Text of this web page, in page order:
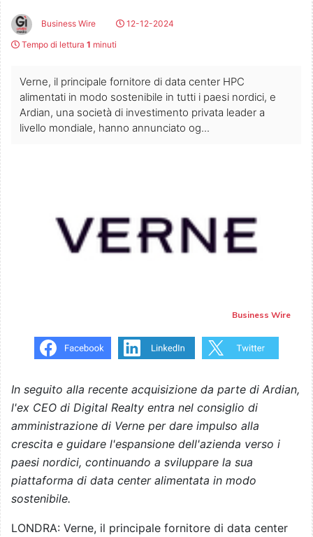
Business Wire
12-12-2024
Tempo di lettura 1 minuti
Verne, il principale fornitore di data center HPC
alimentati in modo sostenibile in tutti i paesi nordici, e
Ardian, una società di investimento privata leader a
livello mondiale, hanno annunciato og...
Business Wire
In seguito alla recente acquisizione da parte di Ardian,
l'ex CEO di Digital Realty entra nel consiglio di
amministrazione di Verne per dare impulso alla
crescita e guidare l'espansione dell'azienda verso i
paesi nordici, continuando a sviluppare la sua
piattaforma di data center alimentata in modo
sostenibile.
LONDRA: Verne, il principale fornitore di data center